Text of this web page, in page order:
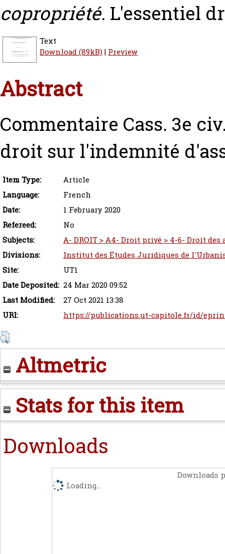
copropriété. L'essentiel
Text
Download (89kB)| Preview
Abstract
Commentaire Cass. 3e
droit sur l'indemnité
Item Type:
Article
Language:
French
Date:
1 February 2020
Refereed:
No
Subjects:
A- DROIT > A4- Droit privé > 4-6- Droit des
Divisions:
Institut des Études Juridiques de
Site:
UT1
Date Deposited: 24 Mar 2020 09:52
Last Modified:
27 Oct 2021 13:38
URI:
https://publications.ut-capitole.fr/id/
Altmetric
Stats for this item
Downloads
Downloads
Loading...